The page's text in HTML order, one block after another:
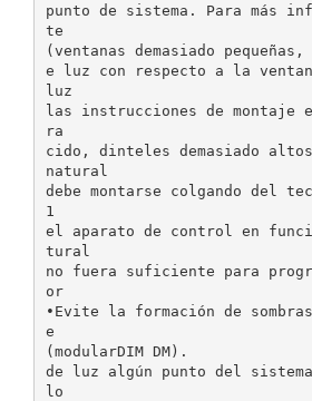
punto de sistema. Para más
te
(ventanas demasiado pequeñas,
e luz con respecto a la
luz
las instrucciones de montaje
ra
cido, dinteles demasiado
natural
debe montarse colgando del
1
el aparato de control en
tural
no fuera suficiente para
or
•Evite la formación de
e
(modularDIM DM).
de luz algún punto del
lo